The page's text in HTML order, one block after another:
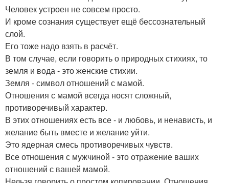
Человек устроен не совсем просто.
И кроме сознания существует ещё бессознательный
слой.
Его тоже надо взять в расчёт.
В том случае, если говорить о природных стихиях, то
земля и вода - это женские стихии.
Земля - символ отношений с мамой.
Отношения с мамой всегда носят сложный,
противоречивый характер.
В этих отношениях есть все - и любовь, и ненависть, и
желание быть вместе и желание уйти.
Это ядерная смесь противоречивых чувств.
Все отношения с мужчиной - это отражение ваших
отношений с вашей мамой.